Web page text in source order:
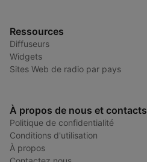
Ressources
Diffuseurs
Widgets
Sites Web de radio par pays
À propos de nous et contacts
Politique de confidentialité
Conditions d'utilisation
À propos